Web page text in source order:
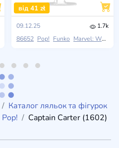
від 41 zł
09.12.25
1.7k
86652 Pop! Funko Marvel: What If...?
Каталог ляльок та фігурок
Pop! Captain Carter (1602)